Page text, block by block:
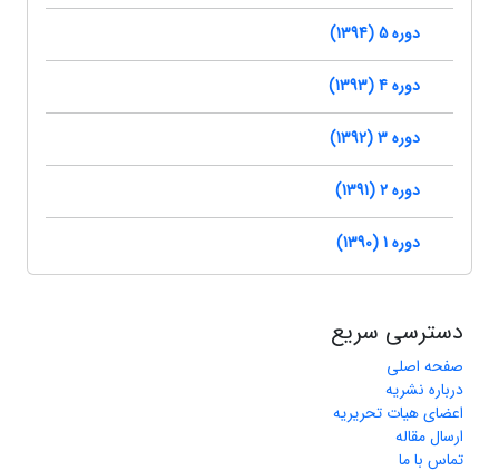
دوره 5 (1394)
دوره 4 (1393)
دوره 3 (1392)
دوره 2 (1391)
دوره 1 (1390)
دسترسی سریع
صفحه اصلی
درباره نشریه
اعضای هیات تحریریه
ارسال مقاله
تماس با ما